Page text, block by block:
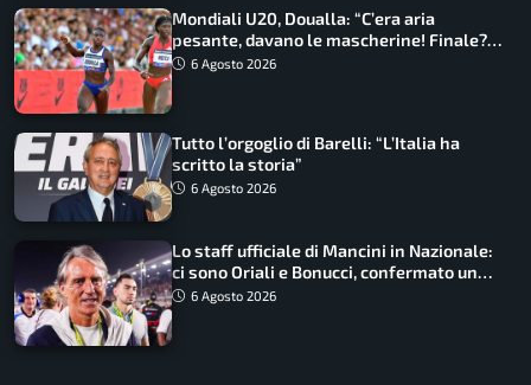
Mondiali U20, Doualla: “C’era aria
pesante, davano le mascherine! Finale?
Non ho nulla da perdere”
6 Agosto 2026
Tutto l’orgoglio di Barelli: “L’Italia ha
scritto la storia”
6 Agosto 2026
Lo staff ufficiale di Mancini in Nazionale:
ci sono Oriali e Bonucci, confermato un
ritorno
6 Agosto 2026